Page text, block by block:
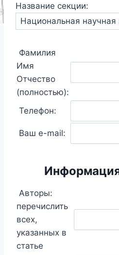
Название секции:
Фамилия
Имя
Отчество
(полностью):
Телефон:
Ваш e-mail:
Авторы:
перечислить
всех,
указанных в
статье